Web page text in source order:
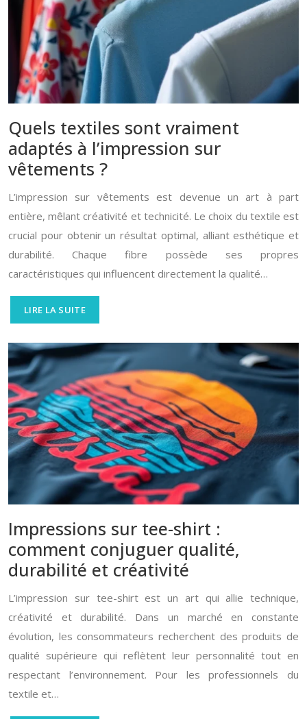
Quels textiles sont vraiment
adaptés à l’impression sur
vêtements ?
L’impression sur vêtements est devenue un art à part
entière, mêlant créativité et technicité. Le choix du textile est
crucial pour obtenir un résultat optimal, alliant esthétique et
durabilité. Chaque fibre possède ses propres
caractéristiques qui influencent directement la qualité…
LIRE LA SUITE
Impressions sur tee-shirt :
comment conjuguer qualité,
durabilité et créativité
L’impression sur tee-shirt est un art qui allie technique,
créativité et durabilité. Dans un marché en constante
évolution, les consommateurs recherchent des produits de
qualité supérieure qui reflètent leur personnalité tout en
respectant l’environnement. Pour les professionnels du
textile et…